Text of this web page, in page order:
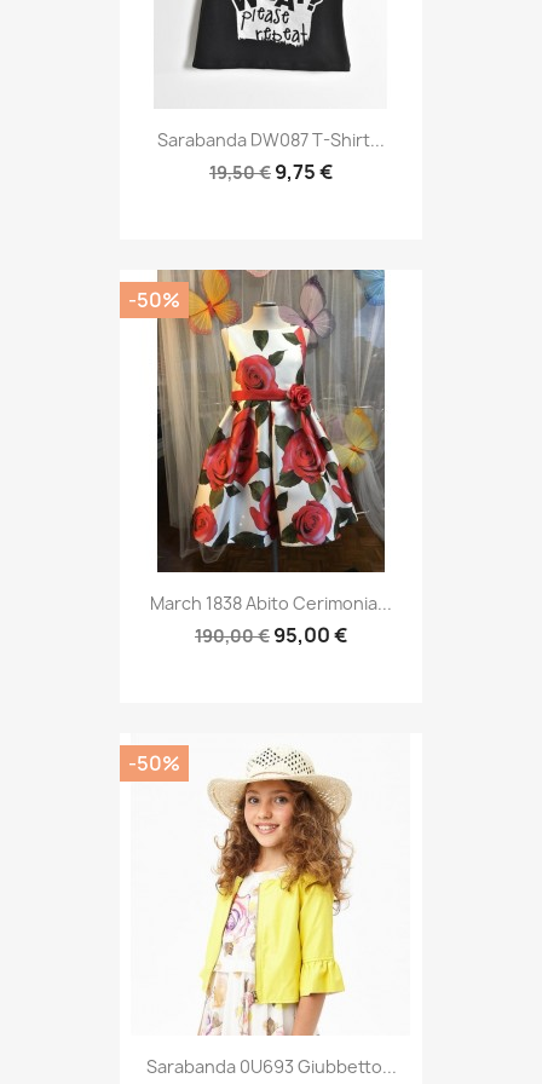
Sarabanda DW087 T-Shirt...
19,50 € 9,75 €
March 1838 Abito Cerimonia...
190,00 € 95,00 €
-50%
Sarabanda 0U693 Giubbetto...
-50%